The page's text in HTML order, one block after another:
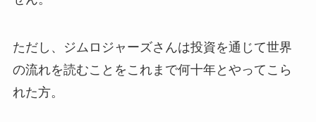
ただし、ジムロジャーズさんは投資を通じて世界
の流れを読むことをこれまで何十年とやってこら
れた方。